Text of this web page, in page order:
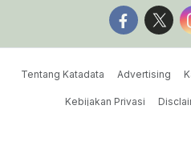
Follow
Tentang Katadata Advertising
Kebijakan Privasi